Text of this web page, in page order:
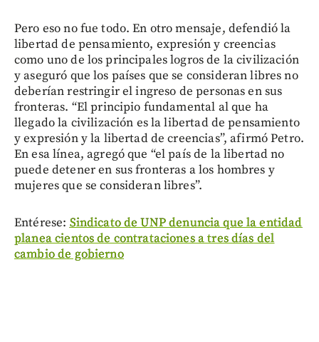
Pero eso no fue todo. En otro mensaje, defendió la
libertad de pensamiento, expresión y creencias
como uno de los principales logros de la civilización
y aseguró que los países que se consideran libres no
deberían restringir el ingreso de personas en sus
fronteras. “El principio fundamental al que ha
llegado la civilización es la libertad de pensamiento
y expresión y la libertad de creencias”, afirmó Petro.
En esa línea, agregó que “el país de la libertad no
puede detener en sus fronteras a los hombres y
mujeres que se consideran libres”.
Entérese: Sindicato de UNP denuncia que la entidad
planea cientos de contrataciones a tres días del
cambio de gobierno